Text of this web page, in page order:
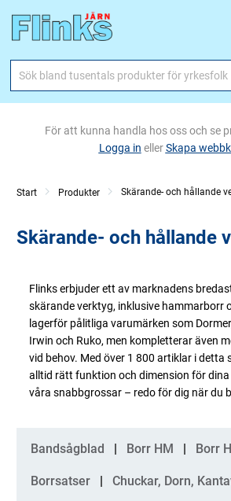
För att kunna handla hos oss och se
Logga in ellerSkapa
Start Produkter Skärande- och hållande
Skärande- och hållande
Flinks erbjuder ett av marknadens
skärande verktyg, inklusive hammarborr
lagerför pålitliga varumärken som
Irwin och Ruko, men kompletterar även
vid behov. Med över 1 800 artiklar i detta
alltid rätt funktion och dimension för dina
våra snabbgrossar – redo för dig när du
Kategorier
Bandsågblad Borr HM Borr
Borrsatser Chuckar, Dorn,